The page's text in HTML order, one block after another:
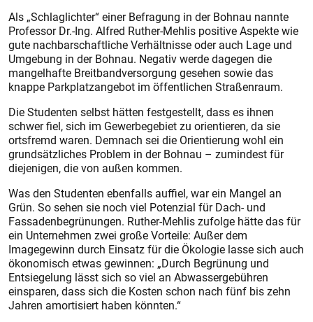
Als „Schlaglichter“ einer Befragung in der Bohnau nannte
Professor Dr.-Ing. Alfred Ruther-Mehlis positive Aspekte wie
gute nachbarschaftliche Verhältnisse oder auch Lage und
Umgebung in der Bohnau. Negativ werde dagegen die
mangelhafte Breitbandversorgung gesehen sowie das
knappe Parkplatzangebot im öffentlichen Straßenraum.
Die Studenten selbst hätten festgestellt, dass es ihnen
schwer fiel, sich im Gewerbegebiet zu orientieren, da sie
ortsfremd waren. Demnach sei die Orientierung wohl ein
grundsätzliches Problem in der Bohnau – zumindest für
diejenigen, die von außen kommen.
Was den Studenten ebenfalls auffiel, war ein Mangel an
Grün. So sehen sie noch viel Potenzial für Dach- und
Fassadenbegrünungen. Ruther-Mehlis zufolge hätte das für
ein Unternehmen zwei große Vorteile: Außer dem
Imagegewinn durch Einsatz für die Ökologie lasse sich auch
ökonomisch etwas gewinnen: „Durch Begrünung und
Entsiegelung lässt sich so viel an Abwassergebühren
einsparen, dass sich die Kosten schon nach fünf bis zehn
Jahren amortisiert haben könnten.“